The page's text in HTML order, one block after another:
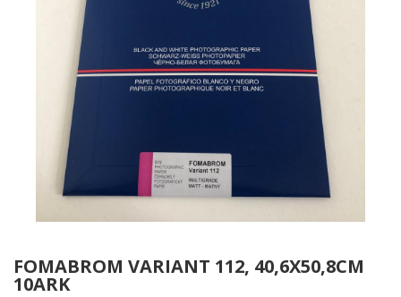
FOMABROM VARIANT 112, 40,6X50,8CM
10ARK